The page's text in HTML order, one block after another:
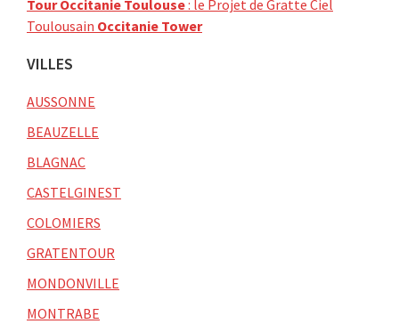
Tour Occitanie Toulouse: le Projet de Gratte Ciel
Toulousain Occitanie Tower
VILLES
AUSSONNE
BEAUZELLE
BLAGNAC
CASTELGINEST
COLOMIERS
GRATENTOUR
MONDONVILLE
MONTRABE